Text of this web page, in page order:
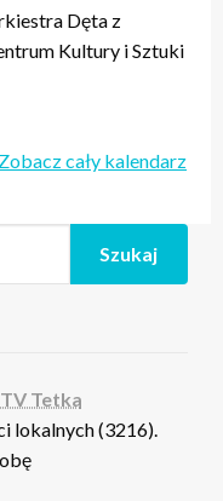
Dęta z
Kultury i Sztuki
Zobacz cały kalendarz
Tetka
lokalnych (3216).